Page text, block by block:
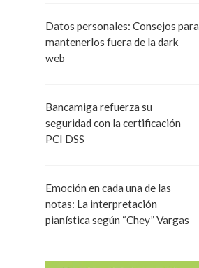
Datos personales: Consejos para
mantenerlos fuera de la dark
web
Bancamiga refuerza su
seguridad con la certificación
PCI DSS
Emoción en cada una de las
notas: La interpretación
pianística según “Chey” Vargas